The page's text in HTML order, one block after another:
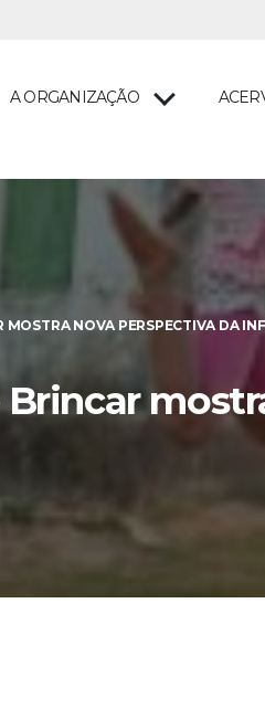
A ORGANIZAÇÃO
MOSTRA NOVA PERSPECTIVA DA